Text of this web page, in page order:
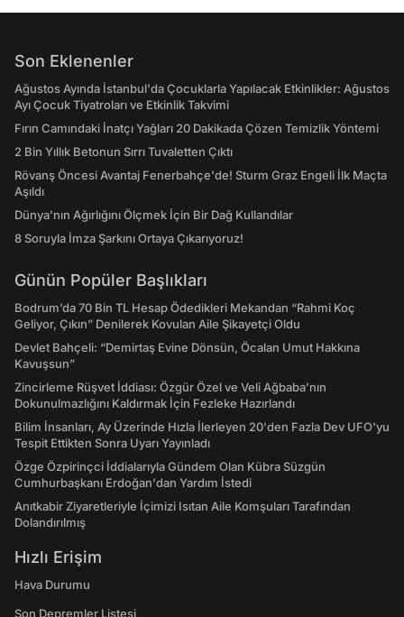
Son Eklenenler
Ağustos Ayında İstanbul'da Çocuklarla Yapılacak Etkinlikler: Ağustos
Ayı Çocuk Tiyatroları ve Etkinlik Takvimi
Fırın Camındaki İnatçı Yağları 20 Dakikada Çözen Temizlik Yöntemi
2 Bin Yıllık Betonun Sırrı Tuvaletten Çıktı
Rövanş Öncesi Avantaj Fenerbahçe'de! Sturm Graz Engeli İlk Maçta
Aşıldı
Dünya’nın Ağırlığını Ölçmek İçin Bir Dağ Kullandılar
8 Soruyla İmza Şarkını Ortaya Çıkarıyoruz!
Günün Popüler Başlıkları
Bodrum’da 70 Bin TL Hesap Ödedikleri Mekandan “Rahmi Koç
Geliyor, Çıkın” Denilerek Kovulan Aile Şikayetçi Oldu
Devlet Bahçeli: “Demirtaş Evine Dönsün, Öcalan Umut Hakkına
Kavuşsun”
Zincirleme Rüşvet İddiası: Özgür Özel ve Veli Ağbaba’nın
Dokunulmazlığını Kaldırmak İçin Fezleke Hazırlandı
Bilim İnsanları, Ay Üzerinde Hızla İlerleyen 20'den Fazla Dev UFO'yu
Tespit Ettikten Sonra Uyarı Yayınladı
Özge Özpirinçci İddialarıyla Gündem Olan Kübra Süzgün
Cumhurbaşkanı Erdoğan'dan Yardım İstedi
Anıtkabir Ziyaretleriyle İçimizi Isıtan Aile Komşuları Tarafından
Dolandırılmış
Hızlı Erişim
Hava Durumu
Son Depremler Listesi